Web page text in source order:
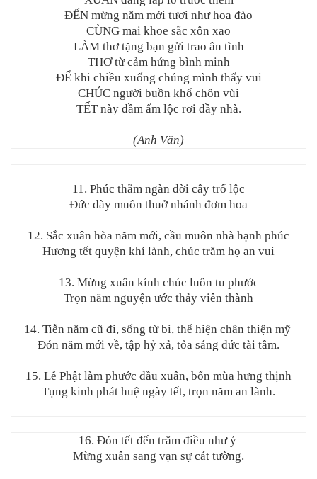
ĐẾN mừng năm mới tươi như hoa đào
CÙNG mai khoe sắc xôn xao
LÀM thơ tặng bạn gửi trao ân tình
THƠ từ cảm hứng bình minh
ĐỂ khi chiều xuống chúng mình thấy vui
CHÚC người buồn khổ chôn vùi
TẾT này đầm ấm lộc rơi đầy nhà.
(Anh Văn)
11. Phúc thắm ngàn đời cây trổ lộc
Đức dày muôn thuở nhánh đơm hoa
12. Sắc xuân hòa năm mới, cầu muôn nhà hạnh phúc
Hương tết quyện khí lành, chúc trăm họ an vui
13. Mừng xuân kính chúc luôn tu phước
Trọn năm nguyện ước thảy viên thành
14. Tiễn năm cũ đi, sống từ bi, thể hiện chân thiện mỹ
Đón năm mới về, tập hỷ xả, tỏa sáng đức tài tâm.
15. Lễ Phật làm phước đầu xuân, bốn mùa hưng thịnh
Tụng kinh phát huệ ngày tết, trọn năm an lành.
16. Đón tết đến trăm điều như ý
Mừng xuân sang vạn sự cát tường.